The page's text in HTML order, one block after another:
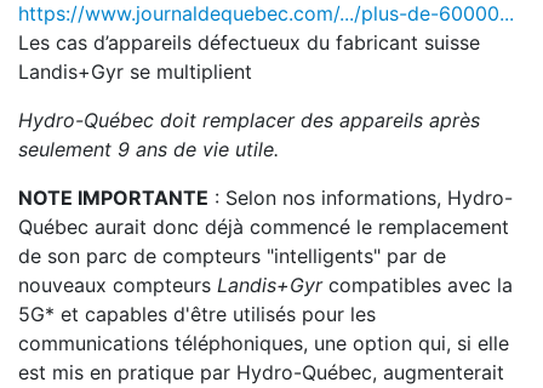
https://www.journaldequebec.com/.../plus-de-60000...
Les cas d’appareils défectueux du fabricant suisse
Landis+Gyr se multiplient
Hydro-Québec doit remplacer des appareils après
seulement 9 ans de vie utile.
NOTE IMPORTANTE : Selon nos informations, Hydro-
Québec aurait donc déjà commencé le remplacement
de son parc de compteurs "intelligents" par de
nouveaux compteurs Landis+Gyrcompatibles avec la
5G* et capables d'être utilisés pour les
communications téléphoniques, une option qui, si elle
est mis en pratique par Hydro-Québec, augmenterait